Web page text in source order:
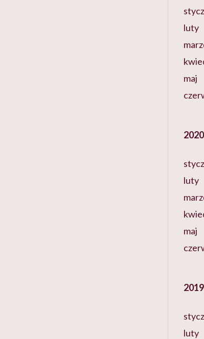
luty
maj
2020
luty
maj
2019
luty